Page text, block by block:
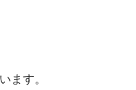
ます。